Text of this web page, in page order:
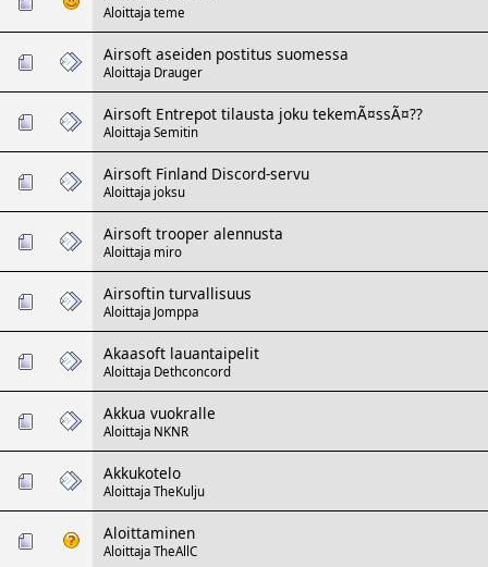
Aloittaja teme
Airsoft aseiden postitus suomessa
Aloittaja Drauger
Airsoft Entrepot tilausta joku tekemÃ¤ssÃ¤??
Aloittaja Semitin
Airsoft Finland Discord-servu
Aloittaja joksu
Airsoft trooper alennusta
Aloittaja miro
Airsoftin turvallisuus
Aloittaja Jomppa
Akaasoft lauantaipelit
Aloittaja Dethconcord
Akkua vuokralle
Aloittaja NKNR
Akkukotelo
Aloittaja TheKulju
Aloittaminen
Aloittaja TheAllC